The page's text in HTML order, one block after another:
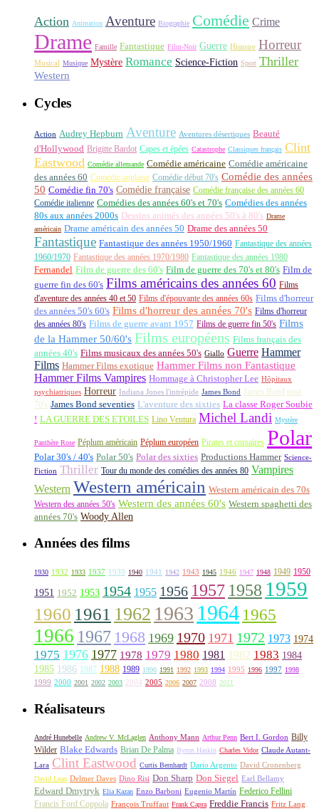
Action Animation Aventure Biographie Comédie Crime
Drame Famille Fantastique Film-Noir Guerre Histoire Horreur
Musical Musique Mystère Romance Science-Fiction Sport Thriller
Western
Cycles
Action Audrey Hepburn Aventure Aventures désertiques Beauté
d'Hollywood Brigitte Bardot Capes et épées Catastrophe Classiques français Clint
Eastwood Comédie allemande Comédie américaine Comédie américaine
des années 60 Comédie anglaise Comédie début 70's Comédie des années
50 Comédie fin 70's Comédie française Comédie française des années 60
Comédie italienne Comédies des années 60's et 70's Comédies des années
80s aux années 2000s Dessins animés des années 50's à 80's Drame
américain Drame américain des années 50 Drame des années 50
Fantastique Fantastique des années 1950/1960 Fantastique des années
1960/1970 Fantastique des années 1970/1980 Fantastique des années 1980
Fernandel Film de guerre des 60's Film de guerre des 70's et 80's Film de
guerre fin des 60's Films américains des années 60 Films
d'aventure des années 40 et 50 Films d'épouvante des années 60s Films d'horreur
des années 50's 60's Films d'horreur des années 70's Films d'horreur
des années 80's Films de guerre avant 1957 Films de guerre fin 50's Films
de la Hammer 50/60's Films européens Films français des
années 40's Films musicaux des années 50's Giallo Guerre Hammer
Films Hammer Films exotique Hammer Films non Fantastique
Hammer Films Vampires Hommage à Christopher Lee Hôpitaux
psychiatriques Horreur Indiana Jones l'intrépide James Bond
James Bond post
70's James Bond seventies L'aventure des sixties La classe Roger Soubie
! LA GUERRE DES ETOILES Lino Ventura Michel Landi Mystère
Panthère Rose Péplum américain Péplum européen Pirates et corsaires Polar
Polar 30's / 40's Polar 50's Polar des sixties Productions Hammer Science-
Fiction Thriller Tour du monde des comédies des années 80 Vampires
Western Western américain Western américain des 70s
Western des années 50's Western des années 60's Western spaghetti des
années 70's Woody Allen
Années des films
1930 1932 1933 1937 1939 1940 1941 1942 1943 1945 1946 1947 1948 1949 1950
1951 1952 1953 1954 1955 1956 1957 1958 1959
1960 1961 1962 1963 1964 1965
1966 1967 1968 1969 1970 1971 1972 1973 1974
1975 1976 1977 1978 1979 1980 1981 1982 1983 1984
1985 1986 1987 1988 1989 1990 1991 1992 1993 1994 1995 1996 1997 1998
1999 2000 2001 2002 2003 2004 2005 2006 2007 2008 2011
Réalisateurs
André Hunebelle Andrew V. McLaglen Anthony Mann Arthur Penn Bert I. Gordon Billy
Wilder Blake Edwards Brian De Palma Byron Haskin Charles Vidor Claude Autant-
Lara Clint Eastwood Curtis Bernhardt Dario Argento David Cronenberg
David Lean Delmer Daves Dino Risi Don Sharp Don Siegel Earl Bellamy
Edward Dmytryk Elia Kazan Enzo Barboni Eugenio Martín Federico Fellini
Francis Ford Coppola François Truffaut Frank Capra Freddie Francis Fritz Lang